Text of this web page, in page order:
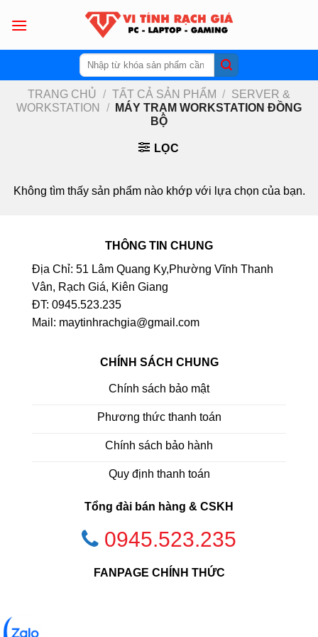
Tìm
kiếm:
TRANG CHỦ / TẤT CẢ SẢN PHẨM / SERVER &
WORKSTATION
/
MÁY TRẠM WORKSTATION ĐỒNG
BỘ
LỌC
Không tìm thấy sản phẩm nào khớp với lựa chọn của bạn.
THÔNG TIN CHUNG
Địa Chỉ: 51 Lâm Quang Ky,Phường Vĩnh Thanh
Vân, Rạch Giá, Kiên Giang
ĐT: 0945.523.235
Mail: maytinhrachgia@gmail.com
CHÍNH SÁCH CHUNG
Chính sách bảo mật
Phương thức thanh toán
Chính sách bảo hành
Quy định thanh toán
Tổng đài bán hàng & CSKH
0945.523.235
FANPAGE CHÍNH THỨC